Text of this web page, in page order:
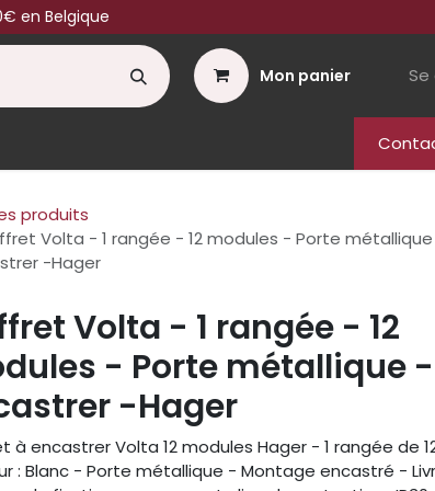
en Belgique
Mon panier
produits
Volta - 1 rangée - 12 modules - Porte
-Hager
Volta - 1 rangée - 12
- Porte métallique
-Hager
à encastrer Volta 12 modules Hager - 1 rangée de
: Blanc - Porte métallique - Montage encastré -